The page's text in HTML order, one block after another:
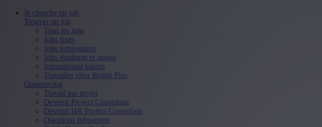
Je cherche un job
Trouver un job
Tous les jobs
Jobs fixes
Jobs temporaires
Jobs étudiants et stages
International talents
Travailler chez Bright Plus
Outsourcing
Travail par projet
Devenir Project Consultant
Devenir HR Project Consultant
Questions fréquentes